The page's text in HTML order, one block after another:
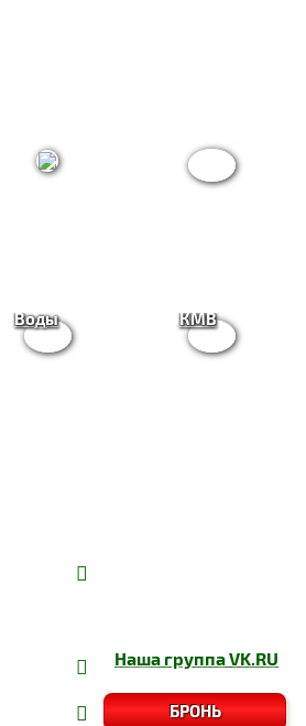
Воды
КМВ
Наша группаVK.RU
БРОНЬ